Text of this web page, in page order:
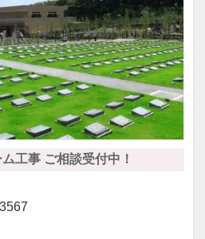
工事 ご相談受付中！